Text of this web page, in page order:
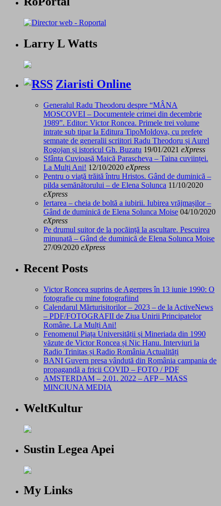
Larry L Watts
Ziaristi Online
Generalul Radu Theodoru despre “MÂNA
MOSCOVEI – Documentele crimei din decembrie
1989”. Editor: Victor Roncea. Primele trei volume
intrate sub tipar la Editura TipoMoldova, cu prefețe
semnate de generalii scriitori Radu Theodoru și Aurel
Rogojan și istoricul Gh. Buzatu 19/01/2021 eXpress
Sfânta Cuvioasă Maică Parascheva – Taina cuviinței.
La Mulți Ani! 12/10/2020 eXpress
Pentru o viață trăită întru Hristos. Gând de duminică –
pilda semănătorului – de Elena Solunca 11/10/2020
eXpress
Iertarea – cheia de boltă a iubirii. Iubirea vrăjmașilor –
Gând de duminică de Elena Solunca Moise 04/10/2020
eXpress
Pe drumul suitor de la pocăință la ascultare. Pescuirea
minunată – Gând de duminică de Elena Solunca Moise
27/09/2020 eXpress
Recent Posts
Victor Roncea suprins de Agerpres în 13 iunie 1990: O
fotografie cu mine fotografiind
Calendarul Mărturisitorilor – 2023 – de la ActiveNews
– PDF/FOTOGRAFII de Ziua Unirii Principatelor
Române. La Mulți Ani!
Fenomenul Piața Universității și Mineriada din 1990
văzute de Victor Roncea și Nic Hanu. Interviuri la
Radio Trinitas și Radio România Actualități
BANI Guvern presa vândută din România campania de
propagandă a fricii COVID – FOTO / PDF
AMSTERDAM – 2.01. 2022 – AFP – MASS
MINCIUNA MEDIA
WeltKultur
Sustin Legea Apei
My Links